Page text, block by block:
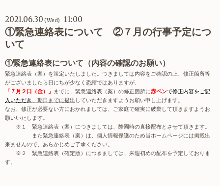
2021.06.30 (Wed) 11:00
①緊急連絡表について ②７月の行事予定につ
いて
①緊急連絡表について（内容の確認のお願い）
緊急連絡表（案）を策定いたしました。つきましては内容をご確認の上、修正箇所等
がございましたら日にちが少なく恐縮ではありますが、
「７月２日（金）」
までに、 緊急連絡表（案）の修正箇所に赤ペンで修正内容をご記
入いただき 、期日までに提出 していただきますようお願い申し上げます。
なお、修正が必要ない方におかれましては、ご家庭で確実に破棄して頂きますようお
願いいたします。
※１ 緊急連絡表（案）につきましては、降園時の直接配布とさせて頂きます。
また緊急連絡表（案）は、個人情報保護のため当ホームページには掲載出
来ませんので、あらかじめご了承ください。
※２ 緊急連絡表（確定版）につきましては、来週初めの配布を予定しておりま
す。